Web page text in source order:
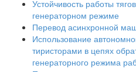
Устойчивость работы
генераторном режиме
Перевод асинхронной
Использование
тиристорами в цепях
генераторного режима